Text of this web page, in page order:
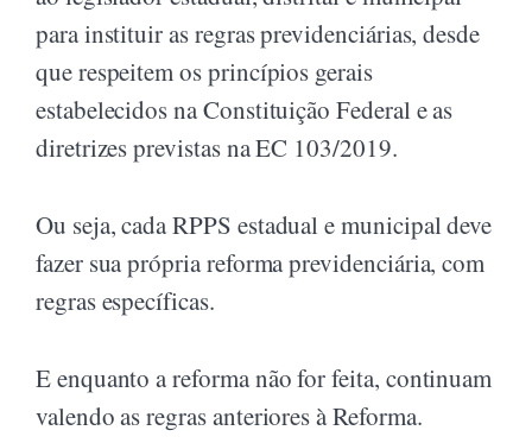
para instituir as regras previdenciárias, desde
que respeitem os princípios gerais
estabelecidos na Constituição Federal e as
diretrizes previstas na EC 103/2019.
Ou seja, cada RPPS estadual e municipal deve
fazer sua própria reforma previdenciária, com
regras específicas.
E enquanto a reforma não for feita, continuam
valendo as regras anteriores à Reforma.